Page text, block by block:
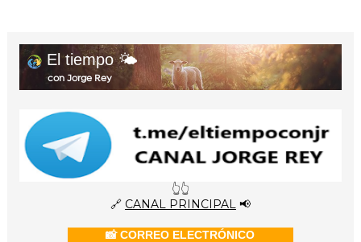
El tiempo 🌤️
con Jorge Rey
👆👆
🔗 CANAL PRINCIPAL📢
📸 CORREO ELECTRÓNICO